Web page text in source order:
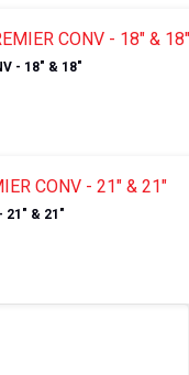
- 18" & 18"
21" & 21"